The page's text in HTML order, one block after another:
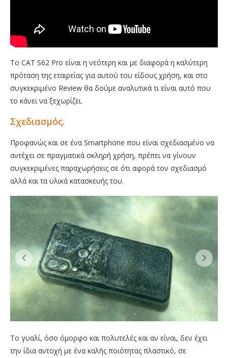
Το CAT S62 Pro είναι η νεότερη και με διαφορά η καλύτερη
πρόταση της εταιρείας για αυτού του είδους χρήση, και στο
συγκεκριμένο Review θα δούμε αναλυτικά τι είναι αυτό που
το κάνει να ξεχωρίζει.
Σχεδιασμός.
Προφανώς και σε ένα Smartphone που είναι σχεδιασμένο να
αντέχει σε πραγματικά σκληρή χρήση, πρέπει να γίνουν
συγκεκριμένες παραχωρήσεις σε ότι αφορά τον σχεδιασμό
αλλά και τα υλικά κατασκευής του.
Το γυαλί, όσο όμορφο και πολυτελές και αν είναι, δεν έχει
την ίδια αντοχή με ένα καλής ποιότητας πλαστικό, σε